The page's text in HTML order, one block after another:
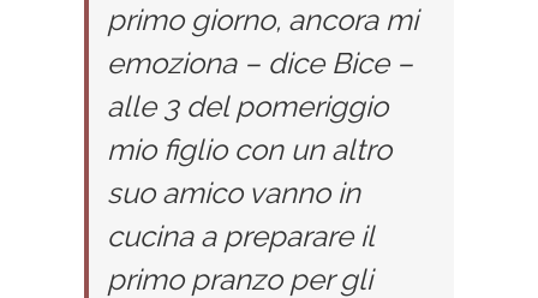
primo giorno, ancora mi
emoziona – dice Bice –
alle 3 del pomeriggio
mio figlio con un altro
suo amico vanno in
cucina a preparare il
primo pranzo per gli